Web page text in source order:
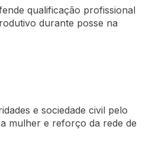
qualificação profissional
durante posse na
e sociedade civil pelo
mulher e reforço da rede de